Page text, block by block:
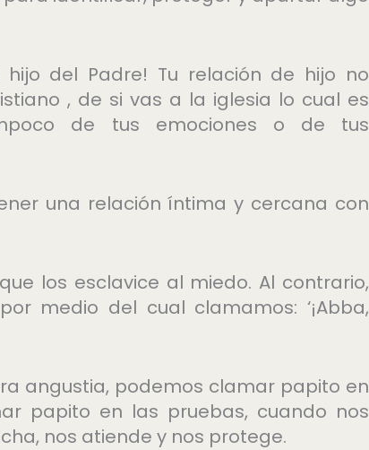
del Padre! Tu relación de hijo no
, de si vas a la iglesia lo cual es
de tus emociones o de tus
una relación íntima y cercana con
los esclavice al miedo. Al contrario,
medio del cual clamamos: ‘¡Abba,
angustia, podemos clamar papito en
papito en las pruebas, cuando nos
nos atiende y nos protege.